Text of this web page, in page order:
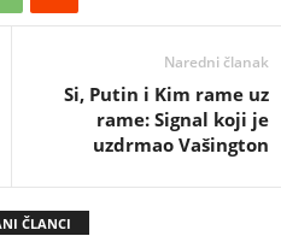
Naredni članak
Si, Putin i Kim rame uz
rame: Signal koji je
uzdrmao Vašington
ČLANCI